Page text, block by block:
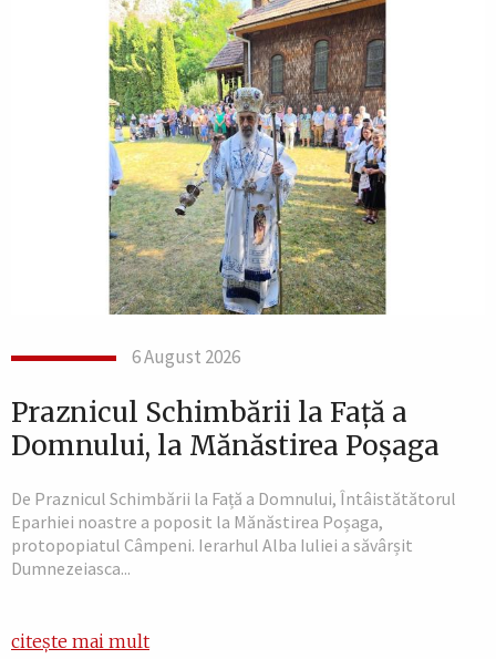
6 August 2026
Praznicul Schimbării la Față a
Domnului, la Mănăstirea Poșaga
De Praznicul Schimbării la Față a Domnului, Întâistătătorul
Eparhiei noastre a poposit la Mănăstirea Poșaga,
protopopiatul Câmpeni. Ierarhul Alba Iuliei a săvârșit
Dumnezeiasca...
citește mai mult